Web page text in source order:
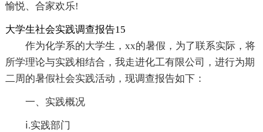
愉悦、合家欢乐!
大学生社会实践调查报告15
作为化学系的大学生，xx的暑假，为了联系实际，将
所学理论与实践相结合，我走进化工有限公司，进行为期
二周的暑假社会实践活动，现调查报告如下：
一、实践概况
ⅰ.实践部门